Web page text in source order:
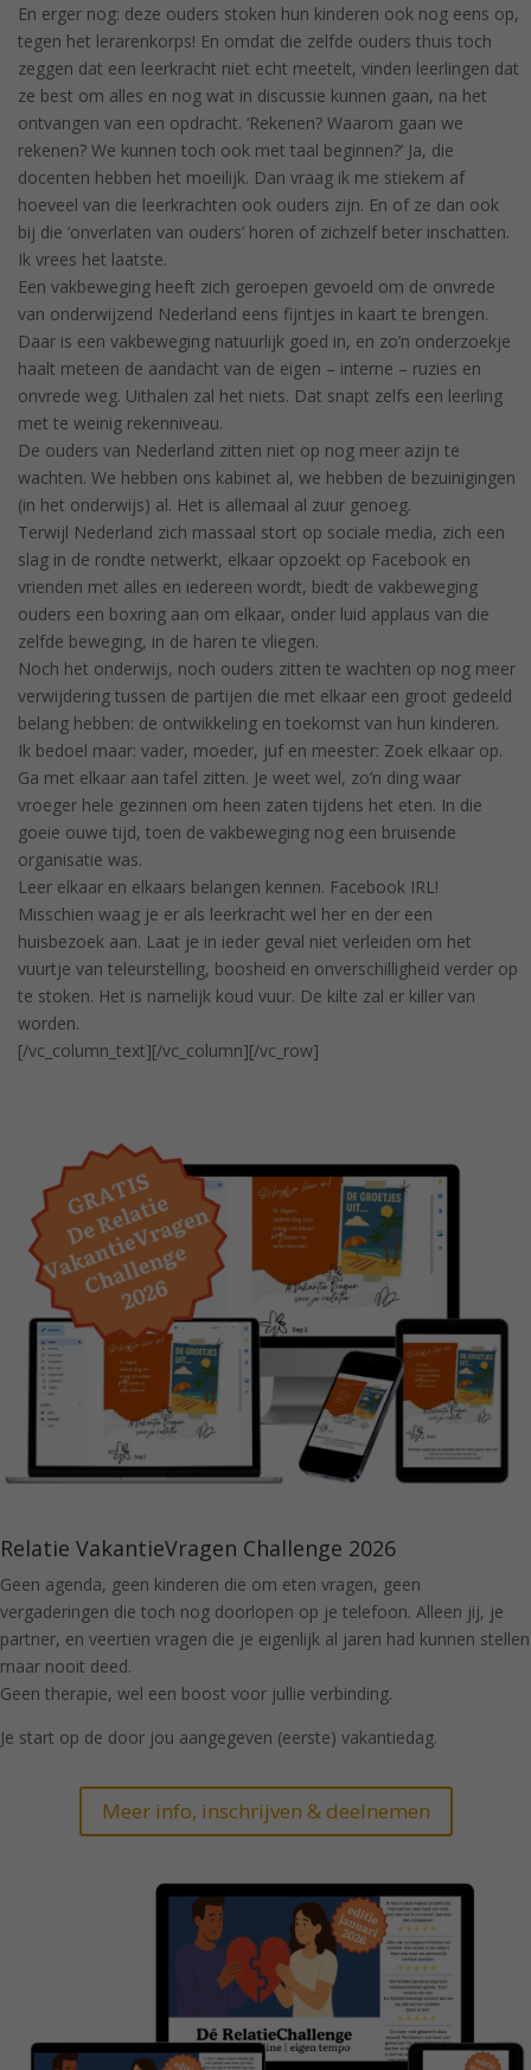
En erger nog: deze ouders stoken hun kinderen ook nog eens op,
tegen het lerarenkorps! En omdat die zelfde ouders thuis toch
zeggen dat een leerkracht niet echt meetelt, vinden leerlingen dat
ze best om alles en nog wat in discussie kunnen gaan, na het
ontvangen van een opdracht. ‘Rekenen? Waarom gaan we
rekenen? We kunnen toch ook met taal beginnen?’ Ja, die
docenten hebben het moeilijk. Dan vraag ik me stiekem af
hoeveel van die leerkrachten ook ouders zijn. En of ze dan ook
bij die ‘onverlaten van ouders’ horen of zichzelf beter inschatten.
Ik vrees het laatste.
Een vakbeweging heeft zich geroepen gevoeld om de onvrede
van onderwijzend Nederland eens fijntjes in kaart te brengen.
Daar is een vakbeweging natuurlijk goed in, en zo’n onderzoekje
haalt meteen de aandacht van de eigen – interne – ruzies en
onvrede weg. Uithalen zal het niets. Dat snapt zelfs een leerling
met te weinig rekenniveau.
De ouders van Nederland zitten niet op nog meer azijn te
wachten. We hebben ons kabinet al, we hebben de bezuinigingen
(in het onderwijs) al. Het is allemaal al zuur genoeg.
Terwijl Nederland zich massaal stort op sociale media, zich een
slag in de rondte netwerkt, elkaar opzoekt op Facebook en
vrienden met alles en iedereen wordt, biedt de vakbeweging
ouders een boxring aan om elkaar, onder luid applaus van die
zelfde beweging, in de haren te vliegen.
Noch het onderwijs, noch ouders zitten te wachten op nog meer
verwijdering tussen de partijen die met elkaar een groot gedeeld
belang hebben: de ontwikkeling en toekomst van hun kinderen.
Ik bedoel maar: vader, moeder, juf en meester: Zoek elkaar op.
Ga met elkaar aan tafel zitten. Je weet wel, zo’n ding waar
vroeger hele gezinnen om heen zaten tijdens het eten. In die
goeie ouwe tijd, toen de vakbeweging nog een bruisende
organisatie was.
Leer elkaar en elkaars belangen kennen. Facebook IRL!
Misschien waag je er als leerkracht wel her en der een
huisbezoek aan. Laat je in ieder geval niet verleiden om het
vuurtje van teleurstelling, boosheid en onverschilligheid verder op
te stoken. Het is namelijk koud vuur. De kilte zal er killer van
worden.
[/vc_column_text][/vc_column][/vc_row]
Relatie VakantieVragen Challenge 2026
Geen agenda, geen kinderen die om eten vragen, geen
vergaderingen die toch nog doorlopen op je telefoon. Alleen jij, je
partner, en veertien vragen die je eigenlijk al jaren had kunnen stellen
maar nooit deed.
Geen therapie, wel een boost voor jullie verbinding.
Je start op de door jou aangegeven (eerste) vakantiedag.
Meer info, inschrijven & deelnemen